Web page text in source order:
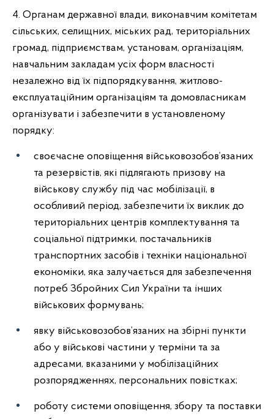
4. Органам державної влади, виконавчим комітетам
сільських, селищних, міських рад, територіальних
громад, підприємствам, установам, організаціям,
навчальним закладам усіх форм власності
незалежно від їх підпорядкування, житлово-
експлуатаційним організаціям та домовласникам
організувати і забезпечити в установленому
порядку:
своєчасне оповіщення військовозобов’язаних
та резервістів, які підлягають призову на
військову службу під час мобілізації, в
особливий період, забезпечити їх виклик до
територіальних центрів комплектування та
соціальної підтримки, постачальників
транспортних засобів і техніки національної
економіки, яка залучається для забезпечення
потреб Збройних Сил України та інших
військових формувань;
явку військовозобов’язаних на збірні пункти
або у військові частини у терміни та за
адресами, вказаними у мобілізаційних
розпорядженнях, персональних повістках;
роботу системи оповіщення, збору та поставки